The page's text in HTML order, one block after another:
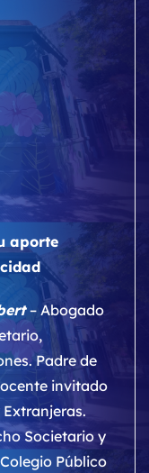
aporte
– Abogado
Padre de
invitado
Societario y
Público